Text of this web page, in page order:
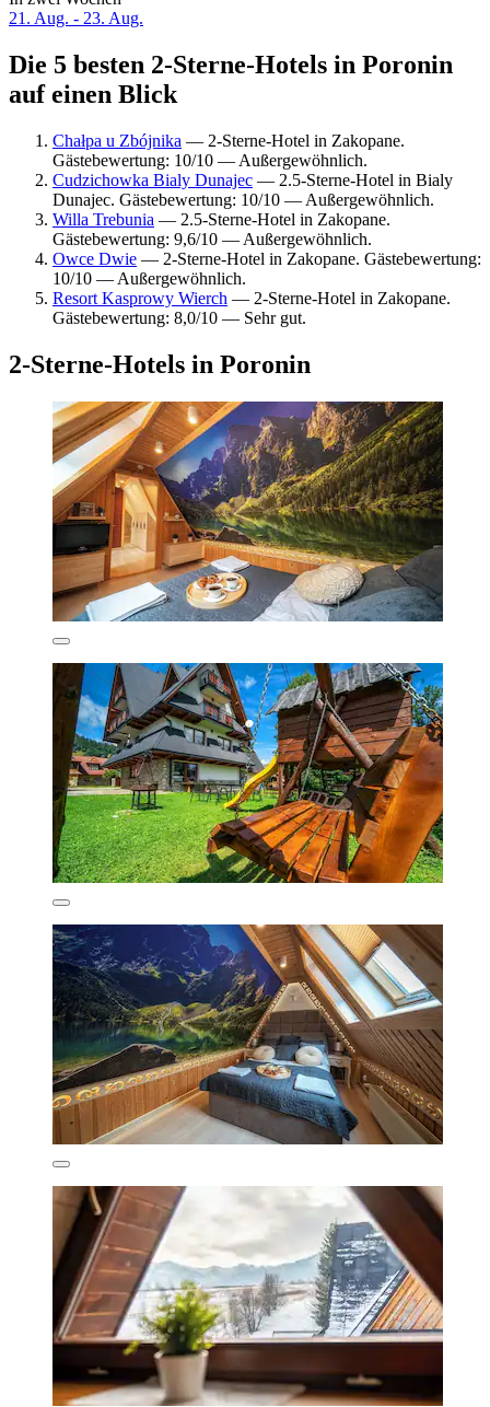
21. Aug. - 23. Aug.
Die 5 besten 2-Sterne-Hotels in Poronin
auf einen Blick
Chałpa u Zbójnika — 2-Sterne-Hotel in Zakopane.
Gästebewertung: 10/10 — Außergewöhnlich.
Cudzichowka Bialy Dunajec — 2.5-Sterne-Hotel in Bialy
Dunajec. Gästebewertung: 10/10 — Außergewöhnlich.
Willa Trebunia — 2.5-Sterne-Hotel in Zakopane.
Gästebewertung: 9,6/10 — Außergewöhnlich.
Owce Dwie — 2-Sterne-Hotel in Zakopane. Gästebewertung:
10/10 — Außergewöhnlich.
Resort Kasprowy Wierch — 2-Sterne-Hotel in Zakopane.
Gästebewertung: 8,0/10 — Sehr gut.
2-Sterne-Hotels in Poronin